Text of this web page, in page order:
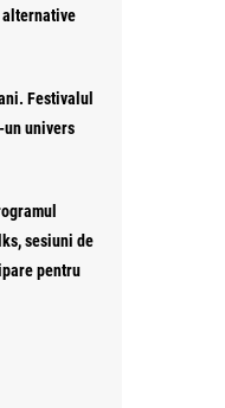
alternative
Festivalul
univers
sesiuni de
pentru